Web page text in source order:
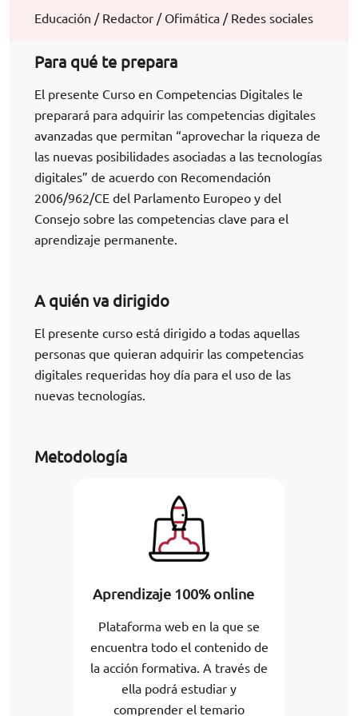
Educación / Redactor / Ofimática / Redes sociales
Para qué te prepara
El presente Curso en Competencias Digitales le
preparará para adquirir las competencias digitales
avanzadas que permitan “aprovechar la riqueza de
las nuevas posibilidades asociadas a las tecnologías
digitales” de acuerdo con Recomendación
2006/962/CE del Parlamento Europeo y del
Consejo sobre las competencias clave para el
aprendizaje permanente.
A quién va dirigido
El presente curso está dirigido a todas aquellas
personas que quieran adquirir las competencias
digitales requeridas hoy día para el uso de las
nuevas tecnologías.
Metodología
Aprendizaje 100% online
Plataforma web en la que se
encuentra todo el contenido de
la acción formativa. A través de
ella podrá estudiar y
comprender el temario